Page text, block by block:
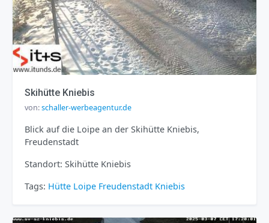
Skihütte Kniebis
von:schaller-werbeagentur.de
Blick auf die Loipe an der Skihütte Kniebis,
Freudenstadt
Standort: Skihütte Kniebis
Tags: Hütte Loipe Freudenstadt Kniebis